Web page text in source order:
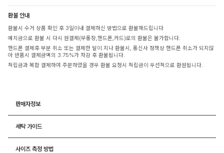
환불 안내
환불시 수거 상품 확인 후 3일이내 결제하신 방법으로 환불해드립니다
예치금으로 환불 시 다시 원결제(무통장,핸드폰,카드)로의 환불은 불가합니다.
핸드폰 결제후 부분 취소 또는 결제한 달이 지나 환불시, 통신사 정책상 핸드폰 취소가 되지않
아 반품시 결제금액의 3.75%가 차감 후 환불됩니다.
적립금과 복합 결제하여 주문하였을 경우 환불 요청시 적립금이 우선적으로 환원됩니다.
판매자정보
세탁 가이드
사이즈 측정 방법